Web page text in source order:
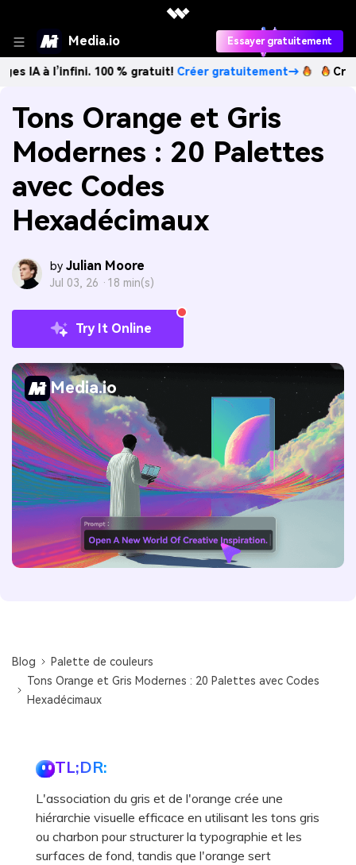
Media.io Essayer gratuitement
l’infini. 100 % gratuit!Créer gratuitement→ Créez des
Tons Orange et Gris
Modernes : 20 Palettes
avec Codes
Hexadécimaux
by Julian Moore
Jul 03, 26 · 18 min(s)
Try It Online
Media.io
Blog
Palette de couleurs
Tons Orange et Gris Modernes : 20 Palettes avec Codes
Hexadécimaux
TL;DR:
L'association du gris et de l'orange crée une
hiérarchie visuelle efficace en utilisant les tons gris
ou charbon pour structurer la typographie et les
surfaces de fond, tandis que l'orange sert